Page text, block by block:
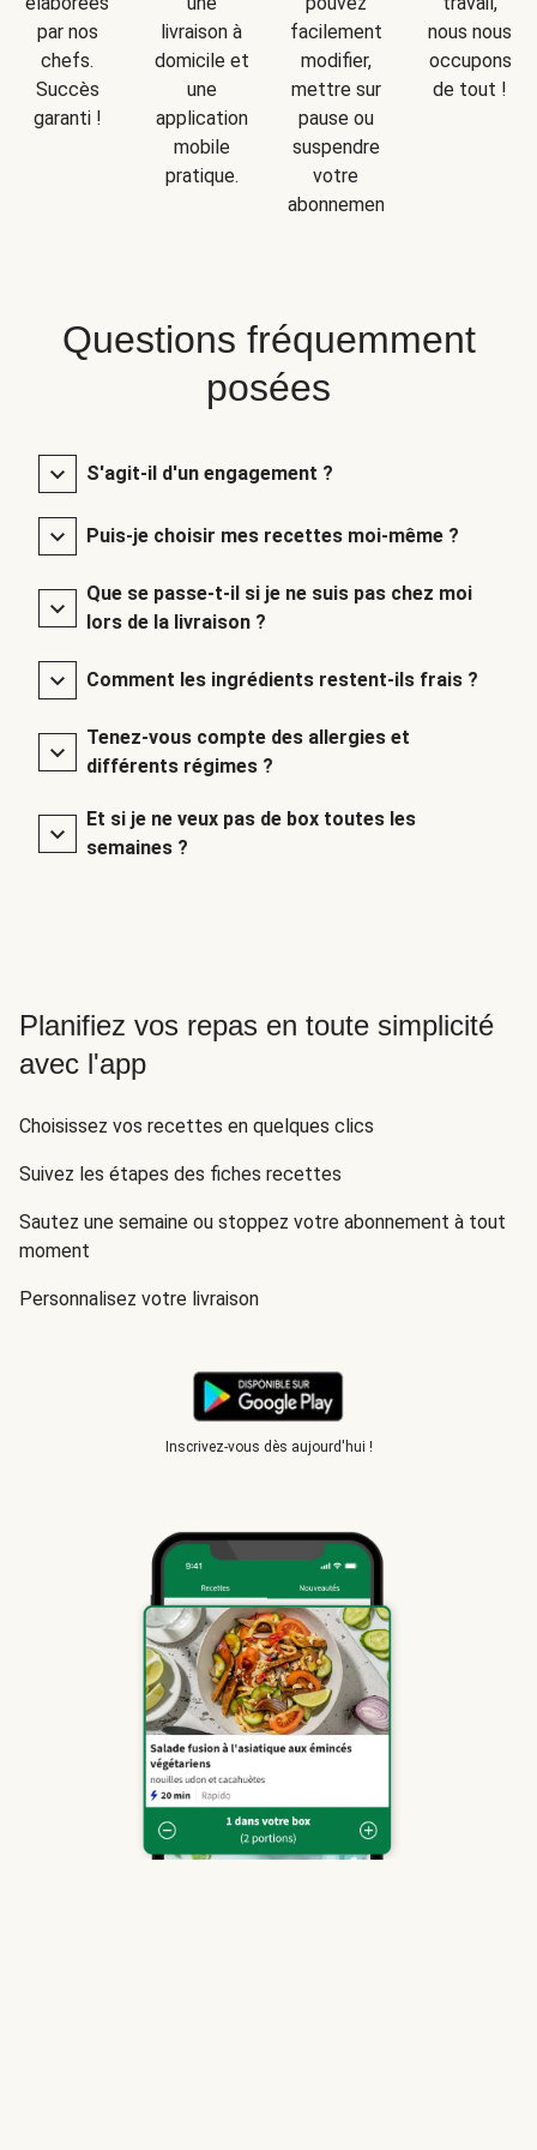
par nos
chefs.
Succès
garanti !
livraison à
domicile et
une
application
mobile
pratique.
facilement
modifier,
mettre sur
pause ou
suspendre
votre
abonnement.
nous nous
occupons
de tout !
Questions fréquemment
posées
S'agit-il d'un engagement ?
Puis-je choisir mes recettes moi-même ?
Que se passe-t-il si je ne suis pas chez moi
lors de la livraison ?
Comment les ingrédients restent-ils frais ?
Tenez-vous compte des allergies et
différents régimes ?
Et si je ne veux pas de box toutes les
semaines ?
Planifiez vos repas en toute simplicité
avec l'app
Choisissez vos recettes en quelques clics
Suivez les étapes des fiches recettes
Sautez une semaine ou stoppez votre abonnement à tout
moment
Personnalisez votre livraison
Inscrivez-vous dès aujourd'hui !